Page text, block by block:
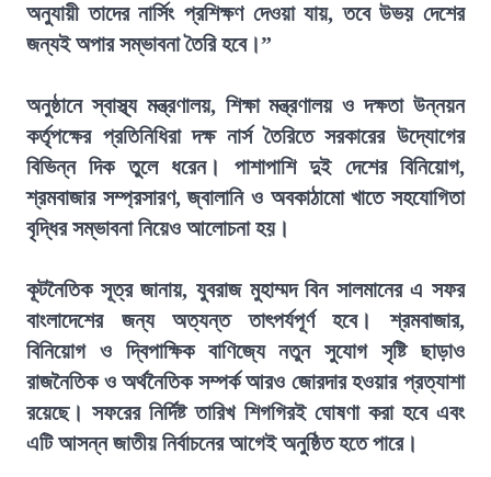
অনুযায়ী তাদের নার্সিং প্রশিক্ষণ দেওয়া যায়, তবে উভয় দেশের
জন্যই অপার সম্ভাবনা তৈরি হবে।”
অনুষ্ঠানে স্বাস্থ্য মন্ত্রণালয়, শিক্ষা মন্ত্রণালয় ও দক্ষতা উন্নয়ন
কর্তৃপক্ষের প্রতিনিধিরা দক্ষ নার্স তৈরিতে সরকারের উদ্যোগের
বিভিন্ন দিক তুলে ধরেন। পাশাপাশি দুই দেশের বিনিয়োগ,
শ্রমবাজার সম্প্রসারণ, জ্বালানি ও অবকাঠামো খাতে সহযোগিতা
বৃদ্ধির সম্ভাবনা নিয়েও আলোচনা হয়।
কূটনৈতিক সূত্র জানায়, যুবরাজ মুহাম্মদ বিন সালমানের এ সফর
বাংলাদেশের জন্য অত্যন্ত তাৎপর্যপূর্ণ হবে। শ্রমবাজার,
বিনিয়োগ ও দ্বিপাক্ষিক বাণিজ্যে নতুন সুযোগ সৃষ্টি ছাড়াও
রাজনৈতিক ও অর্থনৈতিক সম্পর্ক আরও জোরদার হওয়ার প্রত্যাশা
রয়েছে। সফরের নির্দিষ্ট তারিখ শিগগিরই ঘোষণা করা হবে এবং
এটি আসন্ন জাতীয় নির্বাচনের আগেই অনুষ্ঠিত হতে পারে।